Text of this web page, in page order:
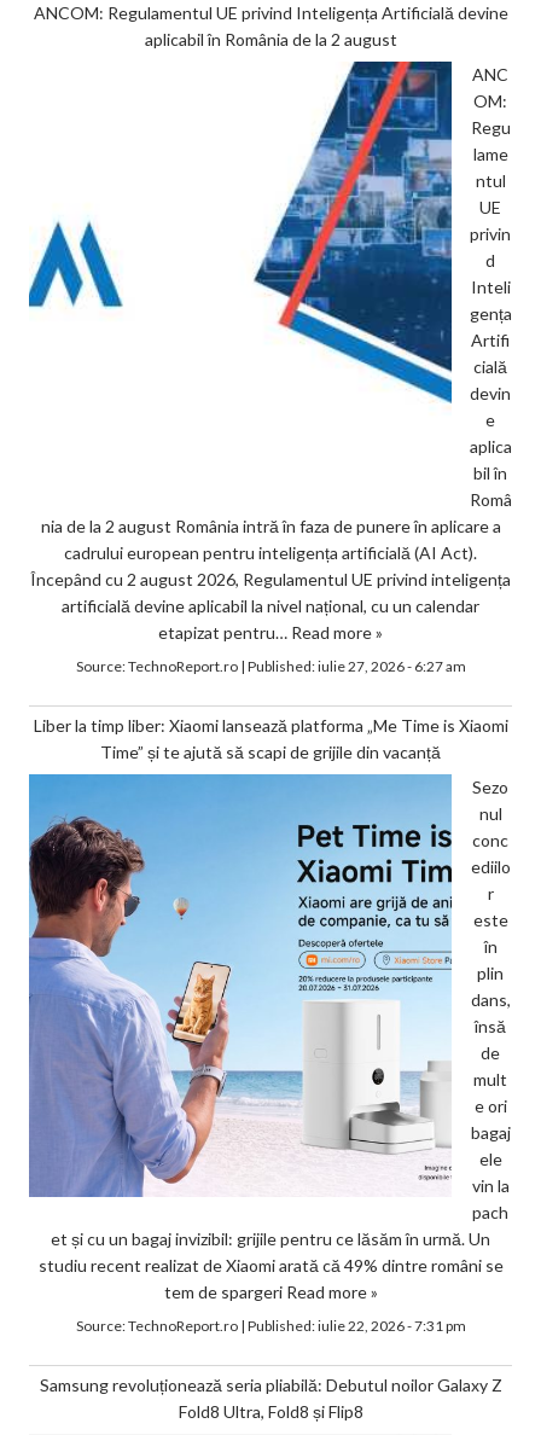
ANCOM: Regulamentul UE privind Inteligența Artificială devine
aplicabil în România de la 2 august
ANC
OM:
Regu
lame
ntul
UE
privin
d
Inteli
gența
Artifi
cială
devin
e
aplica
bil în
Româ
nia de la 2 august România intră în faza de punere în aplicare a
cadrului european pentru inteligența artificială (AI Act).
Începând cu 2 august 2026, Regulamentul UE privind inteligența
artificială devine aplicabil la nivel național, cu un calendar
etapizat pentru… Read more »
Source:TechnoReport.ro| Published:iulie 27, 2026 - 6:27 am
Liber la timp liber: Xiaomi lansează platforma „Me Time is Xiaomi
Time” și te ajută să scapi de grijile din vacanță
Sezo
nul
conc
ediilo
r
este
în
plin
dans,
însă
de
mult
e ori
bagaj
ele
vin la
pach
et și cu un bagaj invizibil: grijile pentru ce lăsăm în urmă. Un
studiu recent realizat de Xiaomi arată că 49% dintre români se
tem de spargeri Read more »
Source:TechnoReport.ro| Published:iulie 22, 2026 - 7:31 pm
Samsung revoluționează seria pliabilă: Debutul noilor Galaxy Z
Fold8 Ultra, Fold8 și Flip8